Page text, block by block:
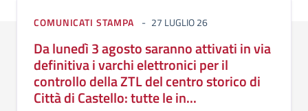
COMUNICATI STAMPA 27 LUGLIO 26
Da lunedì 3 agosto saranno attivati in via
definitiva i varchi elettronici per il
controllo della ZTL del centro storico di
Città di Castello: tutte le in...